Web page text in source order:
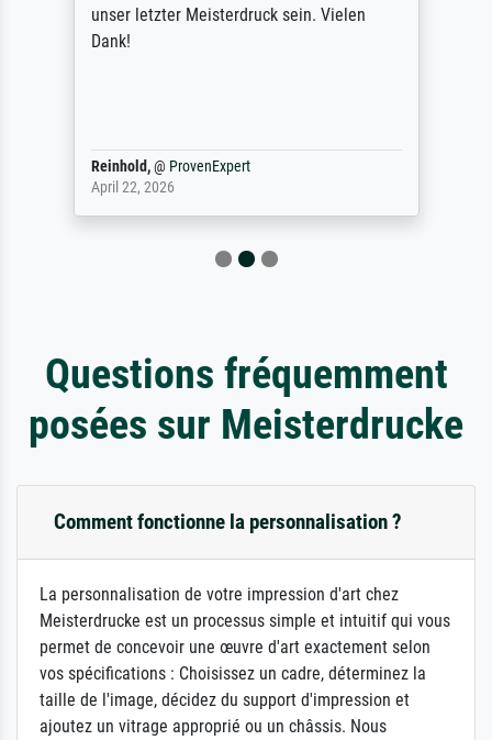
unser letzter Meisterdruck sein. Vielen
Dank!
Reinhold,@ ProvenExpert
April 22, 2026
Questions fréquemment
posées sur Meisterdrucke
Comment fonctionne la personnalisation ?
La personnalisation de votre impression d'art chez
Meisterdrucke est un processus simple et intuitif qui vous
permet de concevoir une œuvre d'art exactement selon
vos spécifications : Choisissez un cadre, déterminez la
taille de l'image, décidez du support d'impression et
ajoutez un vitrage approprié ou un châssis. Nous